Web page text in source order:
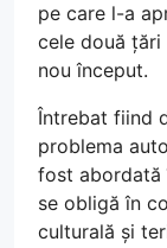
pe care l-a
cele două
nou început.
Întrebat fiind
problema
fost abordată
se obligă în
culturală și